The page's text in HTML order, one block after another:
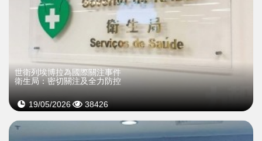
世衛列埃博拉為國際關注事件
衛生局：密切關注及全力防控
19/05/2026 38426